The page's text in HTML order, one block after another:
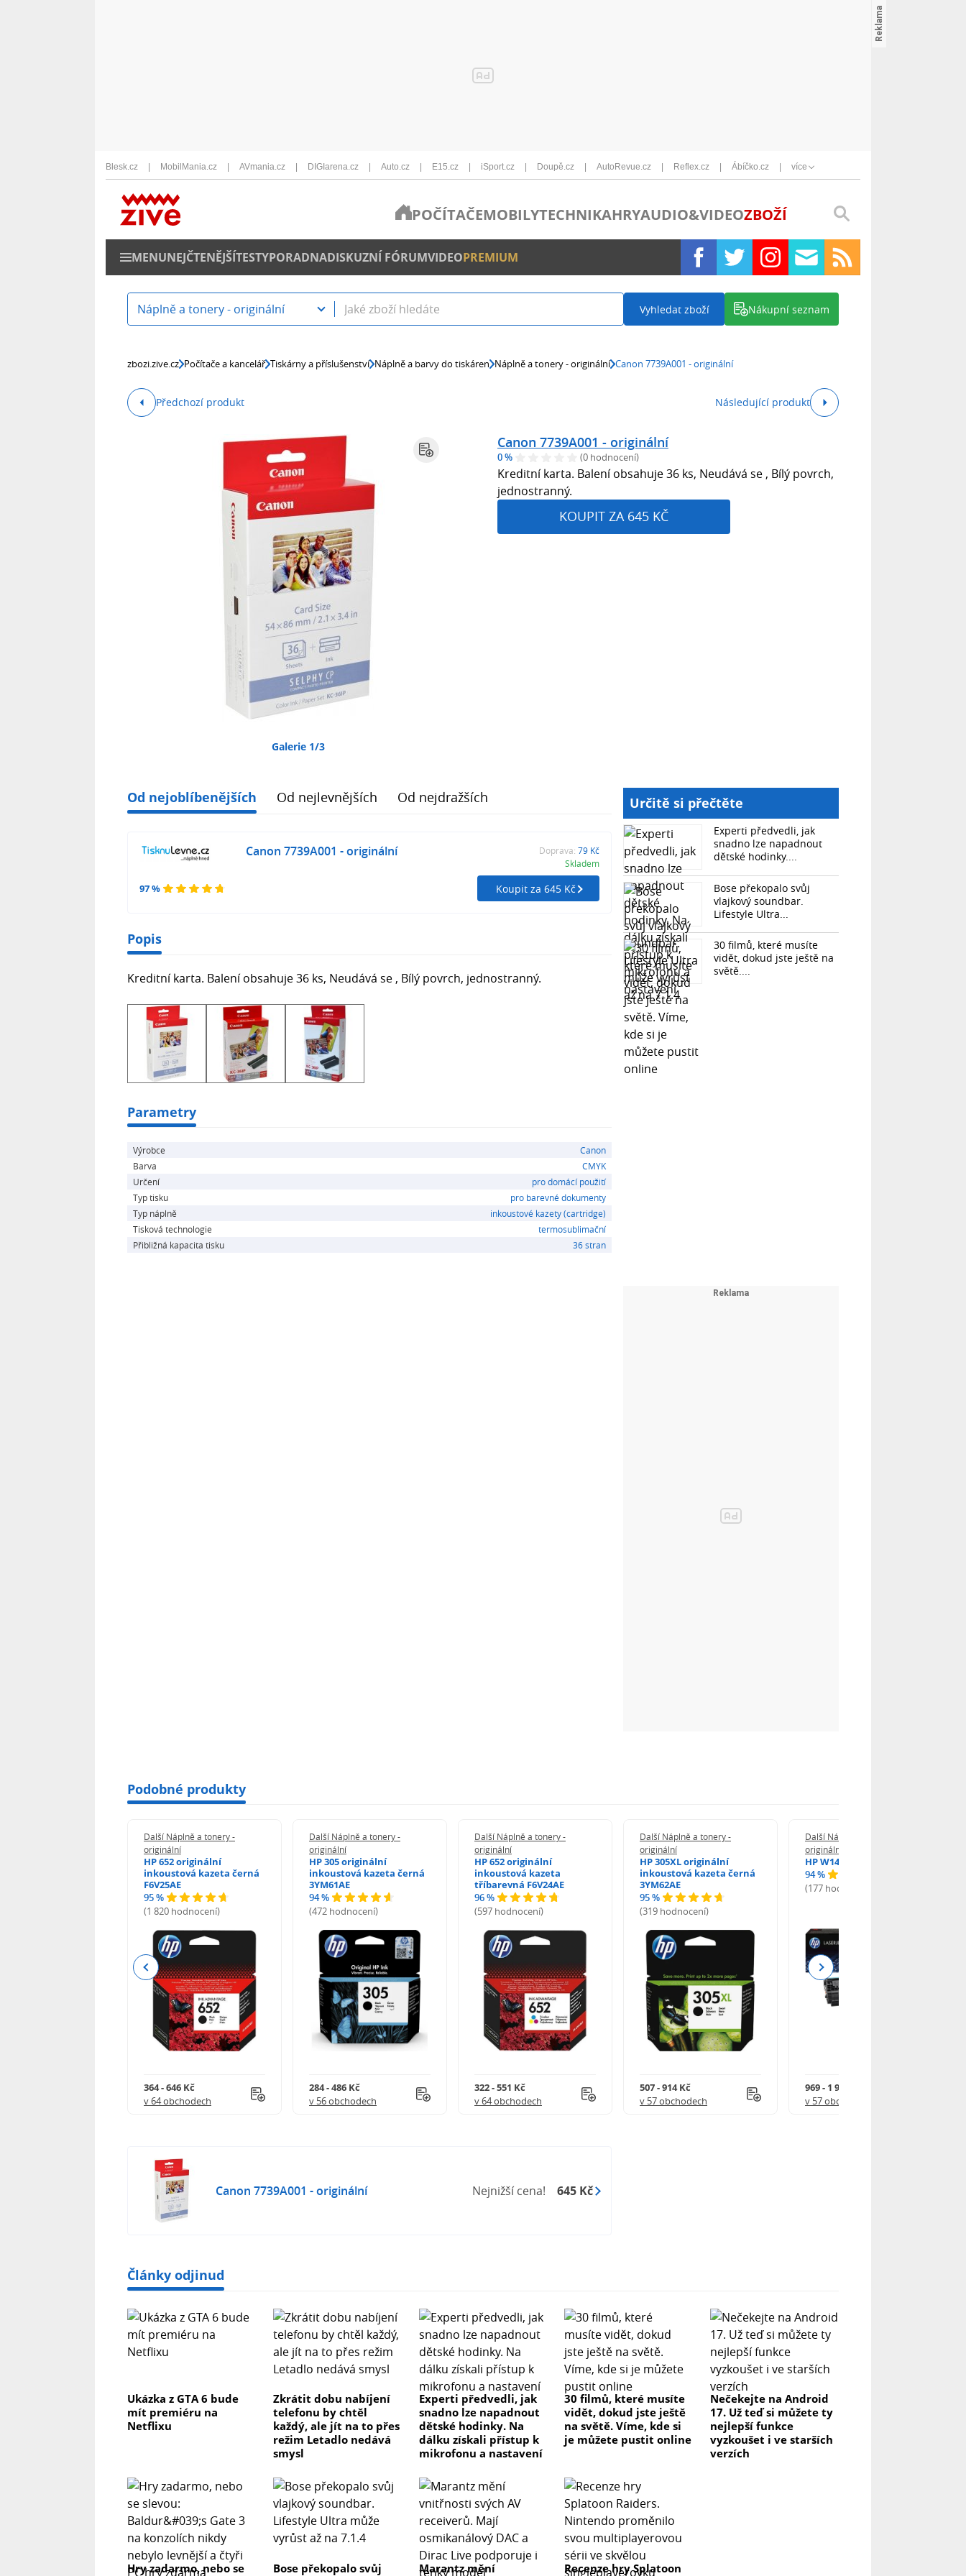
Blesk.cz MobilMania.cz AVmania.cz DIGIarena.cz Auto.cz E15.cz iSport.cz Doupě.cz AutoRevue.cz Reflex.cz Ábíčko.cz více
POČÍTAČEMOBILYTECHNIKAHRYAUDIO&VIDEOZBOŽÍ
MENUNEJČTENĚJŠÍTESTYPORADNADISKUZNÍ FÓRUMVIDEOPREMIUM
Náplně a tonery - originální Vyhledat zboží Nákupní seznam
zbozi.zive.cz Počítače a kancelář Tiskárny a příslušenství Náplně a barvy do tiskáren Náplně a tonery - originální Canon 7739A001 - originální
Předchozí produkt Následující produkt
Galerie 1/3
Canon 7739A001 - originální
0 % (0 hodnocení)
Kreditní karta. Balení obsahuje 36 ks, Neudává se , Bílý povrch,
jednostranný.
KOUPIT ZA 645 KČ
Od nejoblíbenějších Od nejlevnějších Od nejdražších
97 %
Canon 7739A001 - originální Doprava: 79 Kč
Skladem
Koupit za 645 Kč
Popis
Kreditní karta. Balení obsahuje 36 ks, Neudává se , Bílý povrch, jednostranný.
Parametry
Výrobce
Canon
Barva
CMYK
Určení
pro domácí použití
Typ tisku
pro barevné dokumenty
Typ náplně
inkoustové kazety (cartridge)
Tisková technologie
termosublimační
Přibližná kapacita tisku
36 stran
Určitě si přečtěte
Experti předvedli, jak
snadno lze napadnout
dětské hodinky....
Bose překopalo svůj
vlajkový soundbar.
Lifestyle Ultra...
30 filmů, které musíte
vidět, dokud jste ještě na
světě....
Podobné produkty
Další Náplně a tonery -
originální
HP 652 originální
inkoustová kazeta černá
F6V25AE
95 %
(1 820 hodnocení)
364 - 646 Kč
v 64 obchodech
Další Náplně a tonery -
originální
HP 305 originální
inkoustová kazeta černá
3YM61AE
94 %
(472 hodnocení)
284 - 486 Kč
v 56 obchodech
Další Náplně a tonery -
originální
HP 652 originální
inkoustová kazeta
tříbarevná F6V24AE
96 %
(597 hodnocení)
322 - 551 Kč
v 64 obchodech
Další Náplně a tonery -
originální
HP 305XL originální
inkoustová kazeta černá
3YM62AE
95 %
(319 hodnocení)
507 - 914 Kč
v 57 obchodech
Další Náplně a tonery -
originální
HP W1420A - originální
94 %
(177 hodnocení)
969 - 1 918 Kč
v 57 obchodech
Previous Next
Canon 7739A001 - originální Nejnižší cena! 645 Kč
Články odjinud
Ukázka z GTA 6 bude
mít premiéru na
Netflixu
Zkrátit dobu nabíjení
telefonu by chtěl
každý, ale jít na to přes
režim Letadlo nedává
smysl
Experti předvedli, jak
snadno lze napadnout
dětské hodinky. Na
dálku získali přístup k
mikrofonu a nastavení
30 filmů, které musíte
vidět, dokud jste ještě
na světě. Víme, kde si
je můžete pustit online
Nečekejte na Android
17. Už teď si můžete ty
nejlepší funkce
vyzkoušet i ve starších
verzích
Hry zadarmo, nebo se
Bose překopalo svůj
Marantz mění
Recenze hry Splatoon